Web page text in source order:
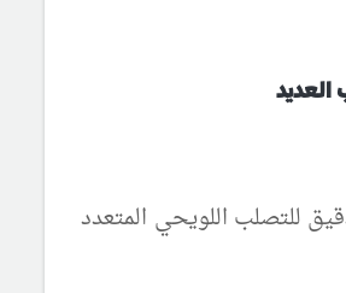
للتصلب اللويحي المتعدد